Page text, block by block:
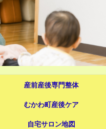
産前産後専門整体
むかわ町産後ケア
自宅サロン地図